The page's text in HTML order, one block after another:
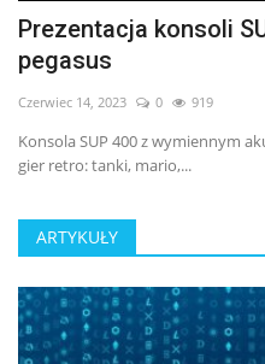
Prezentacja konsoli
pegasus
Czerwiec 14, 2023 0 919
Konsola SUP 400 z wymiennym
gier retro: tanki, mario,...
ARTYKUŁY